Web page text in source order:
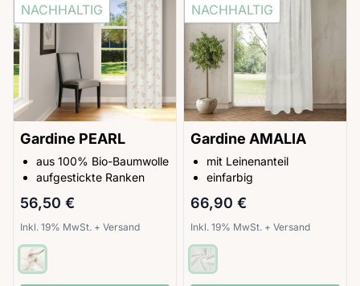
NACHHALTIG
Gardine PEARL
aus 100% Bio-Baumwolle
aufgestickte Ranken
56,50 €
Inkl. 19% MwSt. + Versand
NACHHALTIG
Gardine AMALIA
mit Leinenanteil
einfarbig
66,90 €
Inkl. 19% MwSt. + Versand